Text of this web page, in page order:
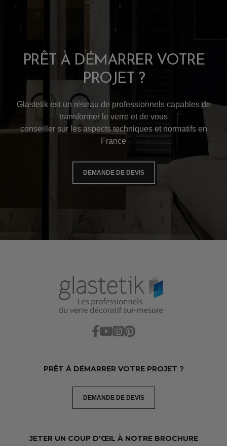
PRÊT À DÉMARRER VOTRE
PROJET ?
Glastetik est un réseau de professionnels capables de
transformer le verre et de vous
conseiller sur les aspects techniques et normatifs en
France
DEMANDE DE DEVIS
PRÊT À DÉMARRER VOTRE PROJET ?
DEMANDE DE DEVIS
JETER UN COUP D'ŒIL À NOTRE BROCHURE